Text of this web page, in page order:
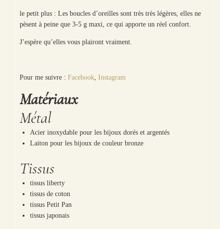
le petit plus : Les boucles d’oreilles sont très très légères, elles ne
pèsent à peine que 3-5 g maxi, ce qui apporte un réel confort.
J’espère qu’elles vous plairont vraiment.
Pour me suivre : Facebook, Instagram
Matériaux
Métal
Acier inoxydable pour les bijoux dorés et argentés
Laiton pour les bijoux de couleur bronze
Tissus
tissus liberty
tissus de coton
tissus Petit Pan
tissus japonais